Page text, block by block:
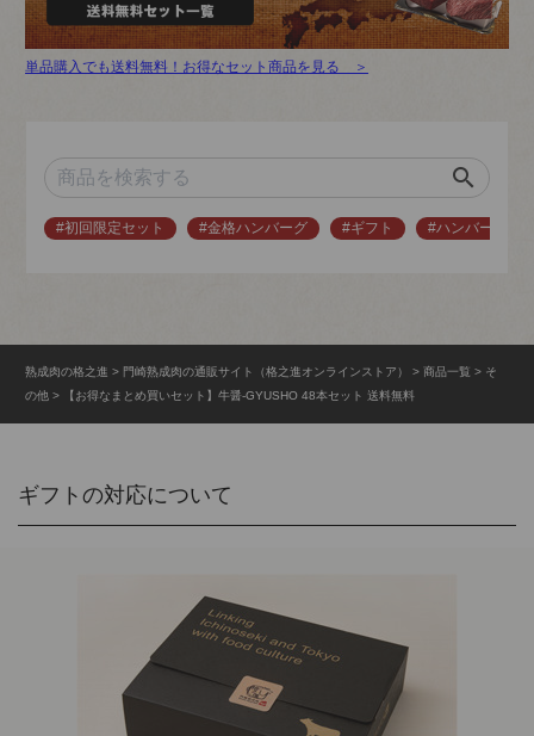
単品購入でも送料無料！お得なセット商品を見る ＞
search
#初回限定セット #金格ハンバーグ #ギフト #ハンバーグ
熟成肉の格之進 門崎熟成肉の通販サイト（格之進オンラインストア） 商品一覧
そ
の他
【お得なまとめ買いセット】牛醤-GYUSHO 48本セット 送料無料
ギフトの対応について